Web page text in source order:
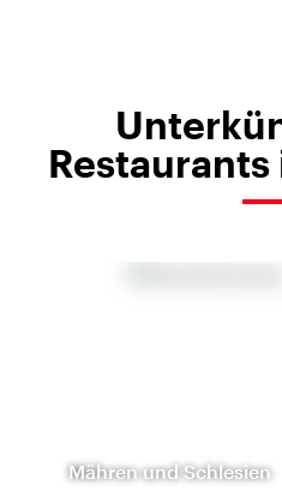
Restaurants
Mähren und Schlesien